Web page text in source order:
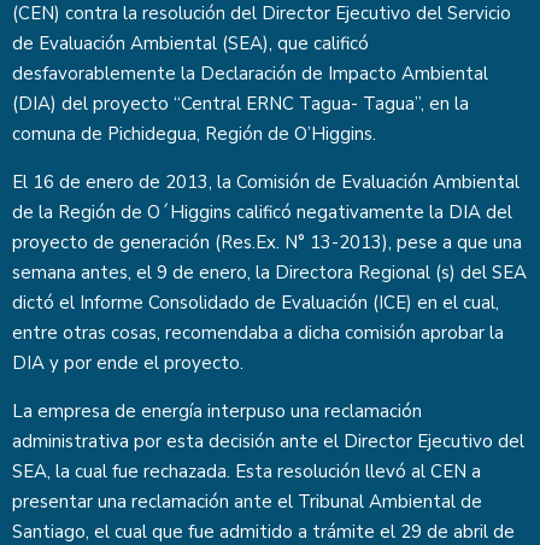
(CEN) contra la resolución del Director Ejecutivo del Servicio
de Evaluación Ambiental (SEA), que calificó
desfavorablemente la Declaración de Impacto Ambiental
(DIA) del proyecto “Central ERNC Tagua- Tagua”, en la
comuna de Pichidegua, Región de O’Higgins.
El 16 de enero de 2013, la Comisión de Evaluación Ambiental
de la Región de O´Higgins calificó negativamente la DIA del
proyecto de generación (Res.Ex. N° 13-2013), pese a que una
semana antes, el 9 de enero, la Directora Regional (s) del SEA
dictó el Informe Consolidado de Evaluación (ICE) en el cual,
entre otras cosas, recomendaba a dicha comisión aprobar la
DIA y por ende el proyecto.
La empresa de energía interpuso una reclamación
administrativa por esta decisión ante el Director Ejecutivo del
SEA, la cual fue rechazada. Esta resolución llevó al CEN a
presentar una reclamación ante el Tribunal Ambiental de
Santiago, el cual que fue admitido a trámite el 29 de abril de